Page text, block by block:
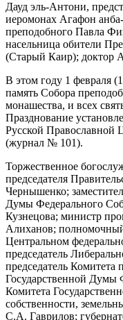
Дауд эль-Антони,
иеромонах Агафон
преподобного Павла
насельница обители
(Старый Каир); доктор
В этом году 1 февраля
память Собора
монашества, и всех
Празднование
Русской Православной
(журнал № 101).
Торжественное
председателя
Чернышенко;
Думы Федерального
Кузнецова; министр
Алиханов;
Центральном
председатель
председатель
Государственной
Комитета
собственности,
С.А. Гаврилов;